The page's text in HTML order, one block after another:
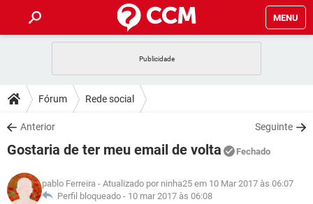
MENU
CELULAR
OUTLOOK
INSTAGRAM GMAIL
GUIA DE COMPRAS
DICAS
JOGOS
INSTAGRAM GMAIL
DOWNLOADS
JOGOS WHATSAPP
CELULAR
OUTLOOK EXCEL
JOGOS WHATSAPP
GLOSSÁRIO
Fórum Rede social
Anterior Seguinte
Gostaria de ter meu email de volta Fechado
pablo Ferreira - Atualizado por ninha25 em 10 Mar 2017 às 06:07
Perfil bloqueado - 10 mar 2017 às 06:08